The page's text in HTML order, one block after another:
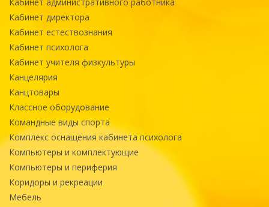
Кабинет директора
Кабинет естествознания
Кабинет психолога
Кабинет учителя физкультуры
Канцелярия
Канцтовары
Классное оборудование
Командные виды спорта
Комплекс оснащения кабинета психолога
Компьютеры и комплектующие
Компьютеры и периферия
Коридоры и рекреации
Мебель